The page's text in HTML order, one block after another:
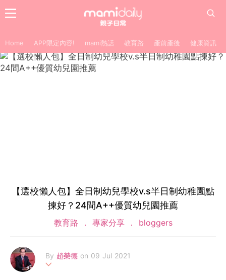
Home APP限定內容! mami熱話 教育路 產前產後 健康資訊
【選校懶人包】全日制幼兒學校v.s半日制幼稚園點
揀好？24間A++優質幼兒園推薦
教育路 專家分享 bloggers
By 趙榮德 on 09 Jul 2021